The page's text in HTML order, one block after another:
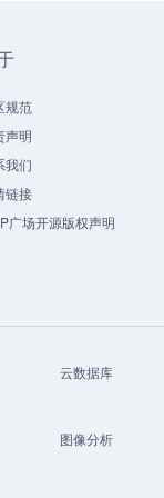
规范
声明
我们
链接
广场开源版权声明
云数据库
图像分析